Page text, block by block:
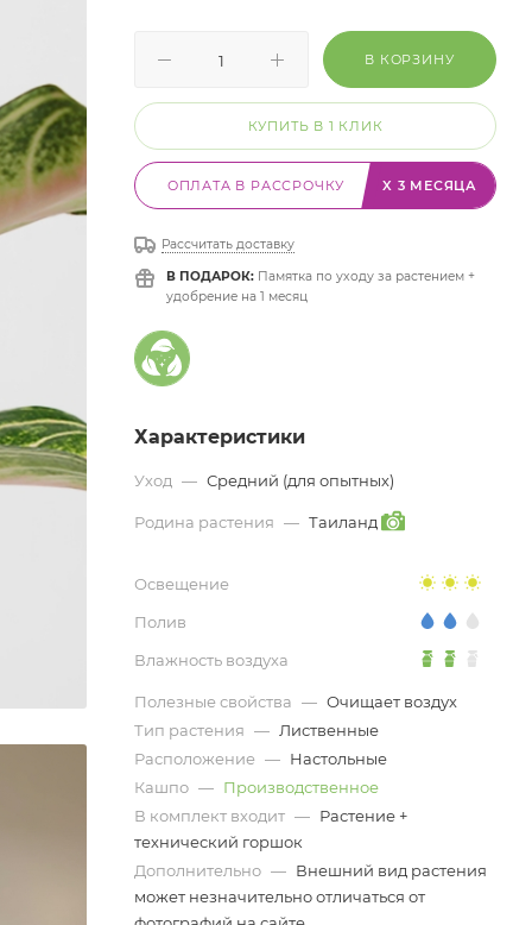
В КОРЗИНУ
КУПИТЬ В 1 КЛИК
ОПЛАТА В РАССРОЧКУ X 3 МЕСЯЦА
Рассчитать доставку
В ПОДАРОК: Памятка по уходу за растением +
удобрение на 1 месяц
Характеристики
Уход — Средний (для опытных)
Родина растения — Таиланд
Освещение
Полив
Влажность воздуха
Полезные свойства — Очищает воздух
Тип растения — Лиственные
Расположение — Настольные
Кашпо — Производственное
В комплект входит — Растение +
технический горшок
Дополнительно — Внешний вид растения
может незначительно отличаться от